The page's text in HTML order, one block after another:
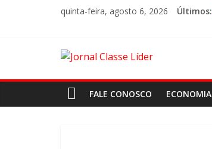
quinta-feira, agosto 6, 2026 Últimos:
FALE CONOSCO ECONOMIA